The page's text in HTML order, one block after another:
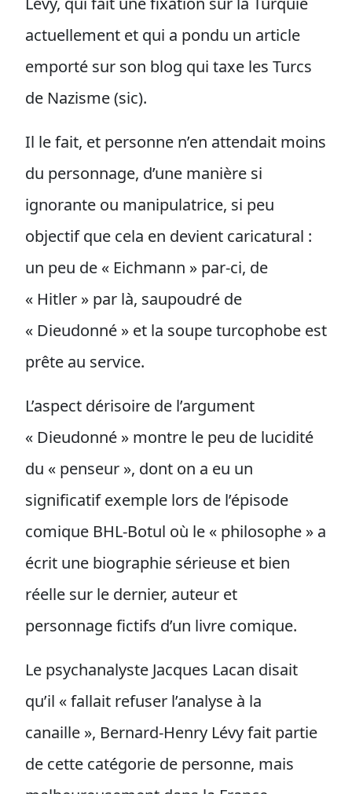
actuellement et qui a pondu un article
emporté sur son blog qui taxe les Turcs
de Nazisme (sic).
Il le fait, et personne n’en attendait moins
du personnage, d’une manière si
ignorante ou manipulatrice, si peu
objectif que cela en devient caricatural :
un peu de « Eichmann » par-ci, de
« Hitler » par là, saupoudré de
« Dieudonné » et la soupe turcophobe est
prête au service.
L’aspect dérisoire de l’argument
« Dieudonné » montre le peu de lucidité
du « penseur », dont on a eu un
significatif exemple lors de l’épisode
comique BHL-Botul où le « philosophe » a
écrit une biographie sérieuse et bien
réelle sur le dernier, auteur et
personnage fictifs d’un livre comique.
Le psychanalyste Jacques Lacan disait
qu’il « fallait refuser l’analyse à la
canaille », Bernard-Henry Lévy fait partie
de cette catégorie de personne, mais